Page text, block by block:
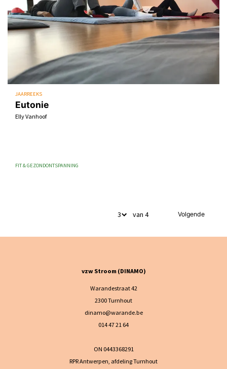
Eutonie
Elly Vanhoof
JAARREEKS
FIT & GEZONDONTSPANNING
van 4 Volgende
vzw Stroom (DINAMO)
Warandestraat 42
2300 Turnhout
dinamo@warande.be
014 47 21 64
ON 0443368291
RPR Antwerpen, afdeling Turnhout